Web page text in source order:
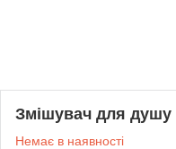
Змішувач для душу
Немає в наявності